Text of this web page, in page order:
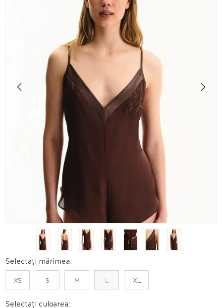
Selectați mărimea:
XS S M L XL
Selectați culoarea: